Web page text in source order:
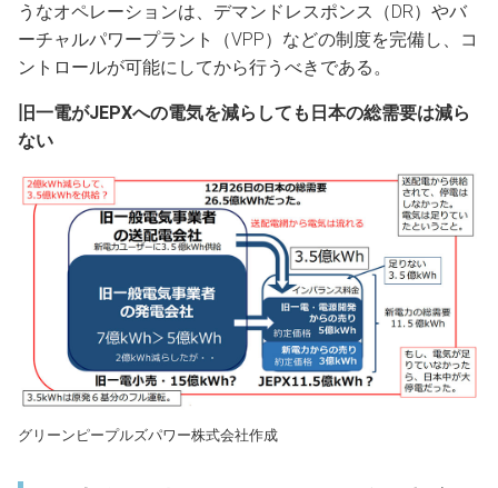
うなオペレーションは、デマンドレスポンス（DR）やバ
ーチャルパワープラント（VPP）などの制度を完備し、コ
ントロールが可能にしてから行うべきである。
旧一電がJEPXへの電気を減らしても日本の総需要は減ら
ない
グリーンピープルズパワー株式会社作成